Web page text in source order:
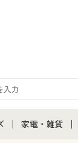
家電・雑貨